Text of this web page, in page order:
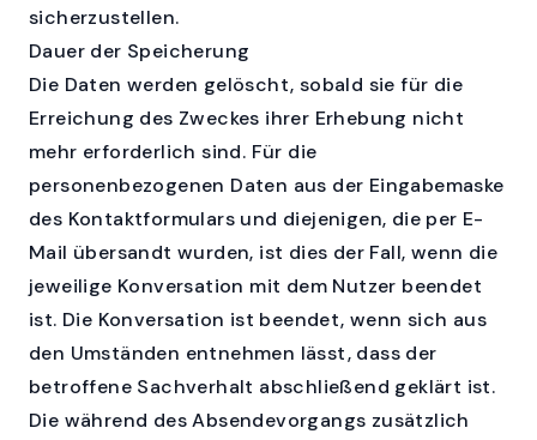
sicherzustellen.
Dauer der Speicherung
Die Daten werden gelöscht, sobald sie für die
Erreichung des Zweckes ihrer Erhebung nicht
mehr erforderlich sind. Für die
personenbezogenen Daten aus der Eingabemaske
des Kontaktformulars und diejenigen, die per E-
Mail übersandt wurden, ist dies der Fall, wenn die
jeweilige Konversation mit dem Nutzer beendet
ist. Die Konversation ist beendet, wenn sich aus
den Umständen entnehmen lässt, dass der
betroffene Sachverhalt abschließend geklärt ist.
Die während des Absendevorgangs zusätzlich